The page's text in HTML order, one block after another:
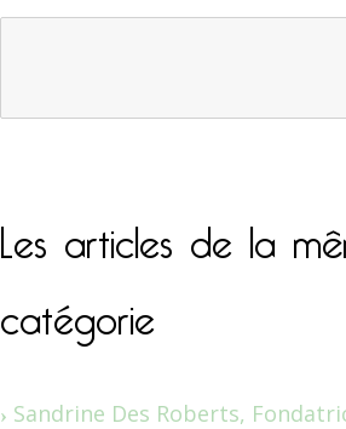
Les articles de la
catégorie
Sandrine Des Roberts,